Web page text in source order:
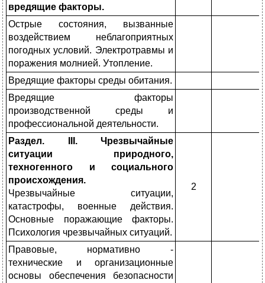
вредящие факторы.
Острые состояния, выз­ванные
воздействием небла­гоприятных
погодных усло­вий. Электротравмы и
пора­жения молнией. Утопле­ние.
Вредящие факторы среды обитания.
Вредящие факторы
производственной среды и
профессиональной деятельности.
Раздел.
II. Чрезвычайные
ситуации природного,
техногенного и социального
происхождения.
Чрезвычайные ситуа­ции,
катастрофы, военные действия.
Основные поражающие факторы.
Психо­логия чрезвычайных ситуа­ций.
2
Правовые, нормативно -
технические и организаци­онные
основы обеспечения безопасности